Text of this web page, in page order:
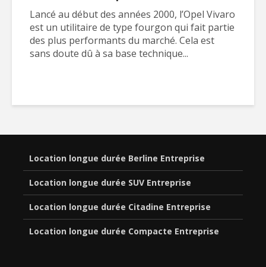
Lancé au début des années 2000, l’Opel Vivaro
est un utilitaire de type fourgon qui fait partie
des plus performants du marché. Cela est
sans doute dû à sa base technique...
Location longue durée Berline Entreprise
Location longue durée SUV Entreprise
Location longue durée Citadine Entreprise
Location longue durée Compacte Entreprise